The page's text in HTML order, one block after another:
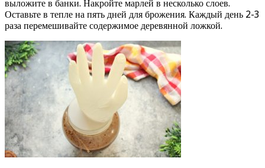
выложите в банки. Накройте марлей в несколько слоев.
Оставьте в тепле на пять дней для брожения. Каждый день 2-3
раза перемешивайте содержимое деревянной ложкой.